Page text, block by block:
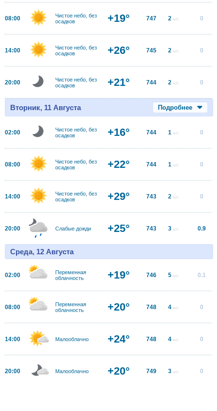
08:00
Чистое небо, без
осадков
+19° 747 2 м/с 0
14:00
Чистое небо, без
осадков
+26° 745 2 м/с 0
20:00
Чистое небо, без
осадков
+21° 744 2 м/с 0
Вторник, 11 Августа Подробнее
02:00
Чистое небо, без
осадков
+16° 744 1 м/с 0
08:00
Чистое небо, без
осадков
+22° 744 1 м/с 0
14:00
Чистое небо, без
осадков
+29° 743 2 м/с 0
20:00 Слабые дожди +25° 743 3 м/с 0.9
Среда, 12 Августа
02:00
Переменная
облачность
+19° 746 5 м/с 0.1
08:00
Переменная
облачность
+20° 748 4 м/с 0
14:00 Малооблачно +24° 748 4 м/с 0
20:00 Малооблачно +20° 749 3 м/с 0